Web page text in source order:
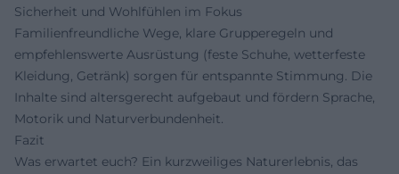
Sicherheit und Wohlfühlen im Fokus
Familienfreundliche Wege, klare Grupperegeln und
empfehlenswerte Ausrüstung (feste Schuhe, wetterfeste
Kleidung, Getränk) sorgen für entspannte Stimmung. Die
Inhalte sind altersgerecht aufgebaut und fördern Sprache,
Motorik und Naturverbundenheit.
Fazit
Was erwartet euch? Ein kurzweiliges Naturerlebnis, das